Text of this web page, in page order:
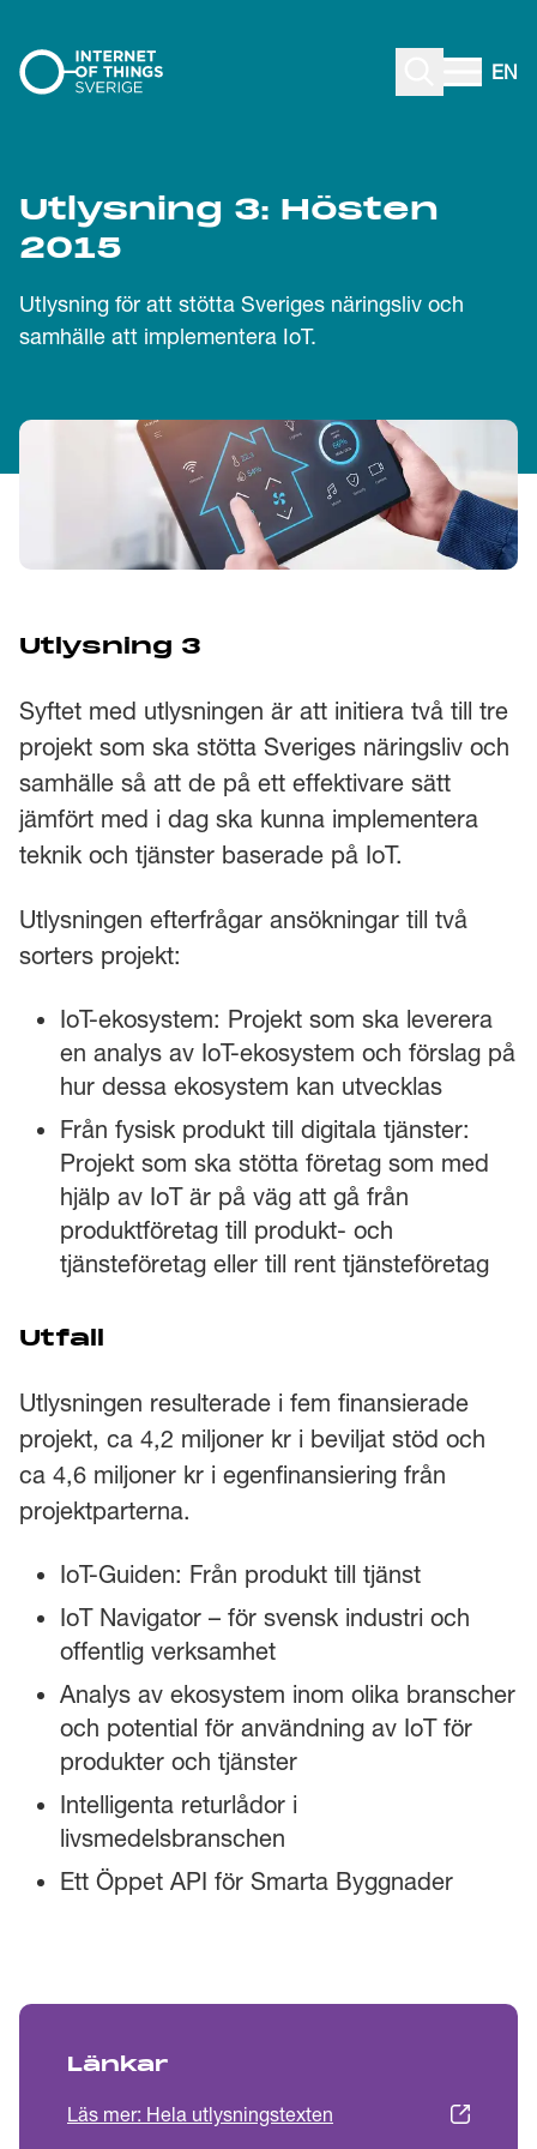
Gå till innehåll
EN
Utlysning 3: Hösten
2015
Utlysning för att stötta Sveriges näringsliv och
samhälle att implementera IoT.
Utlysning 3
Syftet med utlysningen är att initiera två till tre
projekt som ska stötta Sveriges näringsliv och
samhälle så att de på ett effektivare sätt
jämfört med i dag ska kunna implementera
teknik och tjänster baserade på IoT.
Utlysningen efterfrågar ansökningar till två
sorters projekt:
IoT-ekosystem: Projekt som ska leverera
en analys av IoT-ekosystem och förslag på
hur dessa ekosystem kan utvecklas
Från fysisk produkt till digitala tjänster:
Projekt som ska stötta företag som med
hjälp av IoT är på väg att gå från
produktföretag till produkt- och
tjänsteföretag eller till rent tjänsteföretag
Utfall
Utlysningen resulterade i fem finansierade
projekt, ca 4,2 miljoner kr i beviljat stöd och
ca 4,6 miljoner kr i egenfinansiering från
projektparterna.
IoT-Guiden: Från produkt till tjänst
IoT Navigator – för svensk industri och
offentlig verksamhet
Analys av ekosystem inom olika branscher
och potential för användning av IoT för
produkter och tjänster
Intelligenta returlådor i
livsmedelsbranschen
Ett Öppet API för Smarta Byggnader
Länkar
Läs mer: Hela utlysningstexten